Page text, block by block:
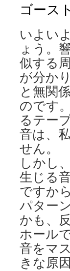
ゴース
いよい
ょう。
似する
が分か
と無関
のです
るテー
音は、
せん。
しかし
生じる
ですか
パター
かも、
ホール
音をマ
きな原